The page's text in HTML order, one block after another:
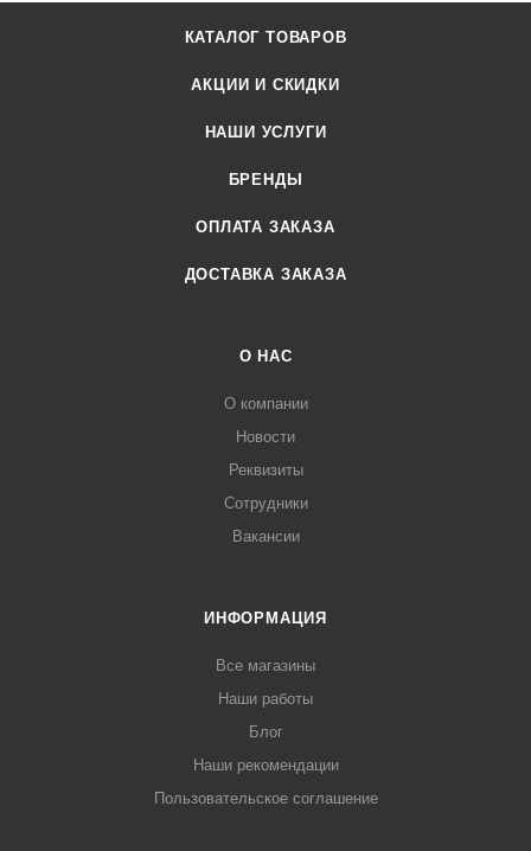
КАТАЛОГ ТОВАРОВ
АКЦИИ И СКИДКИ
НАШИ УСЛУГИ
БРЕНДЫ
ОПЛАТА ЗАКАЗА
ДОСТАВКА ЗАКАЗА
О НАС
О компании
Новости
Реквизиты
Сотрудники
Вакансии
ИНФОРМАЦИЯ
Все магазины
Наши работы
Блог
Наши рекомендации
Пользовательское соглашение